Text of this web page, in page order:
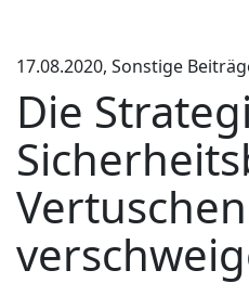
17.08.2020, Sonstige
Die